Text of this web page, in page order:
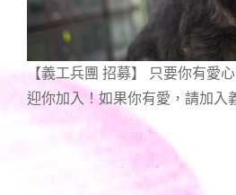
【義工兵團 招募】 只要你有愛
迎你加入！如果你有愛，請加入